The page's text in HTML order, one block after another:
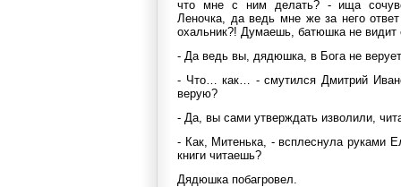
что мне с ним делать? - ища
Леночка, да ведь мне же за него
охальник?! Думаешь, батюшка не
- Да ведь вы, дядюшка, в Бога не
- Что… как… - смутился Дмитрий
верую?
- Да, вы сами утверждать изволили,
- Как, Митенька, - всплеснула руками
книги читаешь?
Дядюшка побагровел.